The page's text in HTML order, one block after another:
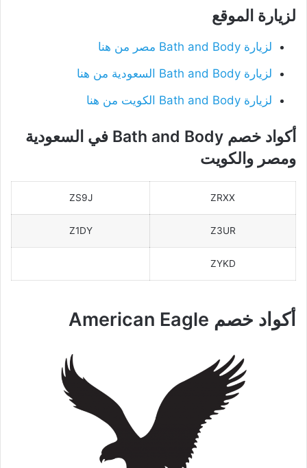
لزيارة الموقع
لزيارة Bath and Body مصر من هنا
لزيارة Bath and Body السعودية من هنا
لزيارة Bath and Body الكويت من هنا
أكواد خصم Bath and Body في السعودية
ومصر والكويت
ZRXX
ZS9J
Z3UR
Z1DY
ZYKD
أكواد خصم American Eagle